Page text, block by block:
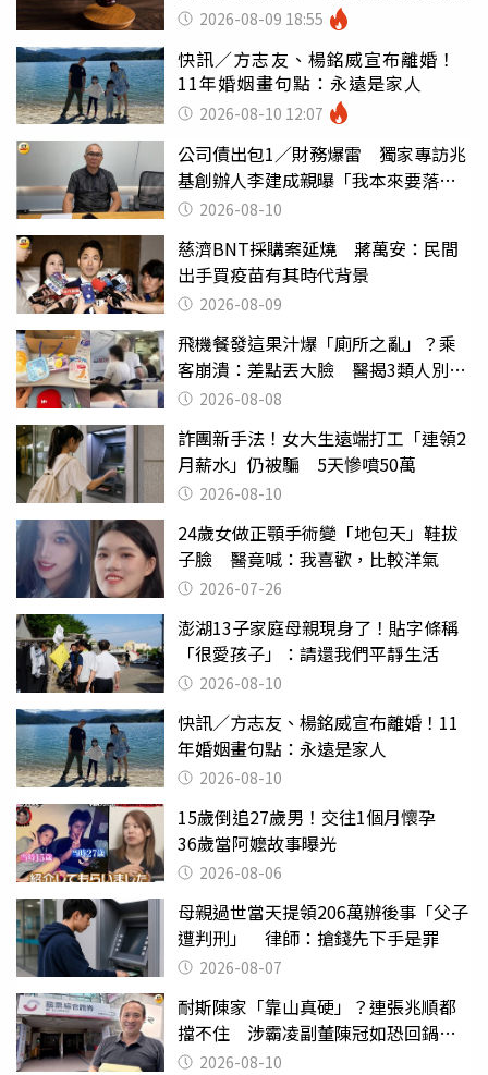
2026-08-09 18:55
快訊／方志友、楊銘威宣布離婚！
11年婚姻畫句點：永遠是家人
2026-08-10 12:07
公司債出包1／財務爆雷 獨家專訪兆
基創辦人李建成親曝「我本來要落
跑」2026-08-10
慈濟BNT採購案延燒 蔣萬安：民間
出手買疫苗有其時代背景
2026-08-09
飛機餐發這果汁爆「廁所之亂」？乘
客崩潰：差點丟大臉 醫揭3類人別亂
喝 2026-08-08
詐團新手法！女大生遠端打工「連領2
月薪水」仍被騙 5天慘噴50萬
2026-08-10
24歲女做正顎手術變「地包天」鞋拔
子臉 醫竟喊：我喜歡，比較洋氣
2026-07-26
澎湖13子家庭母親現身了！貼字條稱
「很愛孩子」：請還我們平靜生活
2026-08-10
快訊／方志友、楊銘威宣布離婚！11
年婚姻畫句點：永遠是家人
2026-08-10
15歲倒追27歲男！交往1個月懷孕
36歲當阿嬤故事曝光
2026-08-06
母親過世當天提領206萬辦後事「父子
遭判刑」 律師：搶錢先下手是罪
2026-08-07
耐斯陳家「靠山真硬」？連張兆順都
擋不住 涉霸凌副董陳冠如恐回鍋國
票證2026-08-10